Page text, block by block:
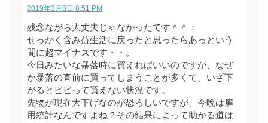
2019年3月8日 8:51 PM
残念ながら大丈夫じゃなかったです＾＾；
せっかく含み益生活に戻ったと思ったらあっという
間に超マイナスです・・。
今日みたいな暴落時に買えればいいのですが、なぜ
か暴落の直前に買ってしまうことが多くて、いざ下
がるとビビって買えない状況です。
先物が現在大下げなのが恐ろしいですが、今晩は雇
用統計なんですよね？その結果によって助かる道は